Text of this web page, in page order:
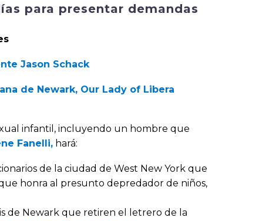
para presentar demandas
Jason Schack
de Newark, Our Lady of Libera
infantil, incluyendo un hombre que
Fanelli, hará:
de la ciudad de West New York que
honra al presunto depredador de niños,
de Newark que retiren el letrero de la